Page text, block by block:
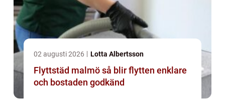
02 augusti 2026 Lotta Albertsson
Flyttstäd malmö så blir flytten enklare
och bostaden godkänd